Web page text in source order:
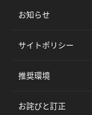
お知らせ
サイトポリシー
推奨環境
お詫びと訂正